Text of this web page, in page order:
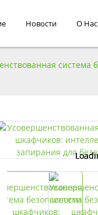
Новости О Нас
система